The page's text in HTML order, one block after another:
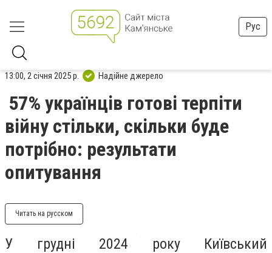
Рус
13:00, 2 січня 2025 р. Надійне джерело
57% українців готові терпіти
війну стільки, скільки буде
потрібно: результати
опитування
Читать на русском
У грудні 2024 року Київський